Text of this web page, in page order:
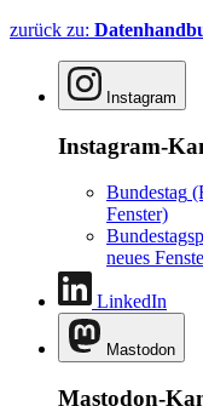
zurück zu:
Instagram
Instagram-
Bundestag
Fenster)
neues
LinkedIn
Mastodon
Mastodon-